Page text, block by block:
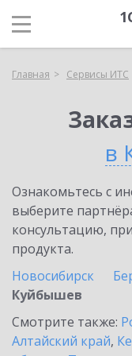
Главная Сервисы ИТС
в
Ознакомьтесь с
выберите
консультацию,
продукта.
Новосибирск
Куйбышев
Смотрите также:
Алтайский край,